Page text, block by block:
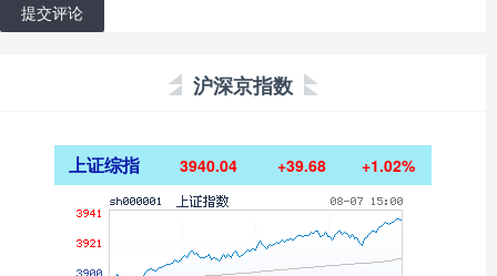
提交评论
沪深京指数
上证综指 3940.04 +39.68 +1.02%